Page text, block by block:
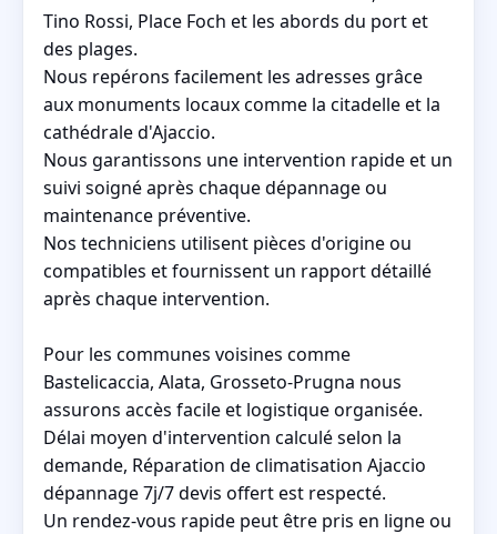
Tino Rossi, Place Foch et les abords du port et
des plages.
Nous repérons facilement les adresses grâce
aux monuments locaux comme la citadelle et la
cathédrale d'Ajaccio.
Nous garantissons une intervention rapide et un
suivi soigné après chaque dépannage ou
maintenance préventive.
Nos techniciens utilisent pièces d'origine ou
compatibles et fournissent un rapport détaillé
après chaque intervention.
Pour les communes voisines comme
Bastelicaccia, Alata, Grosseto‑Prugna nous
assurons accès facile et logistique organisée.
Délai moyen d'intervention calculé selon la
demande, Réparation de climatisation Ajaccio
dépannage 7j/7 devis offert est respecté.
Un rendez-vous rapide peut être pris en ligne ou